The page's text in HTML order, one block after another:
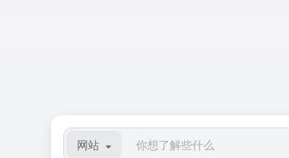
网站